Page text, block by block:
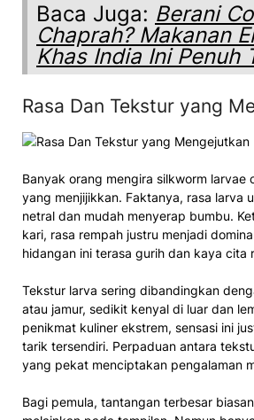
Baca Juga: Berani
Chaprah? Makanan
Khas India Ini Penuh
Rasa Dan Tekstur yang
Banyak orang mengira silkworm larvae
yang menjijikkan. Faktanya, rasa larva
netral dan mudah menyerap bumbu.
kari, rasa rempah justru menjadi
hidangan ini terasa gurih dan kaya cita
Tekstur larva sering dibandingkan
atau jamur, sedikit kenyal di luar dan
penikmat kuliner ekstrem, sensasi ini
tarik tersendiri. Perpaduan antara
yang pekat menciptakan pengalaman
Bagi pemula, tantangan terbesar